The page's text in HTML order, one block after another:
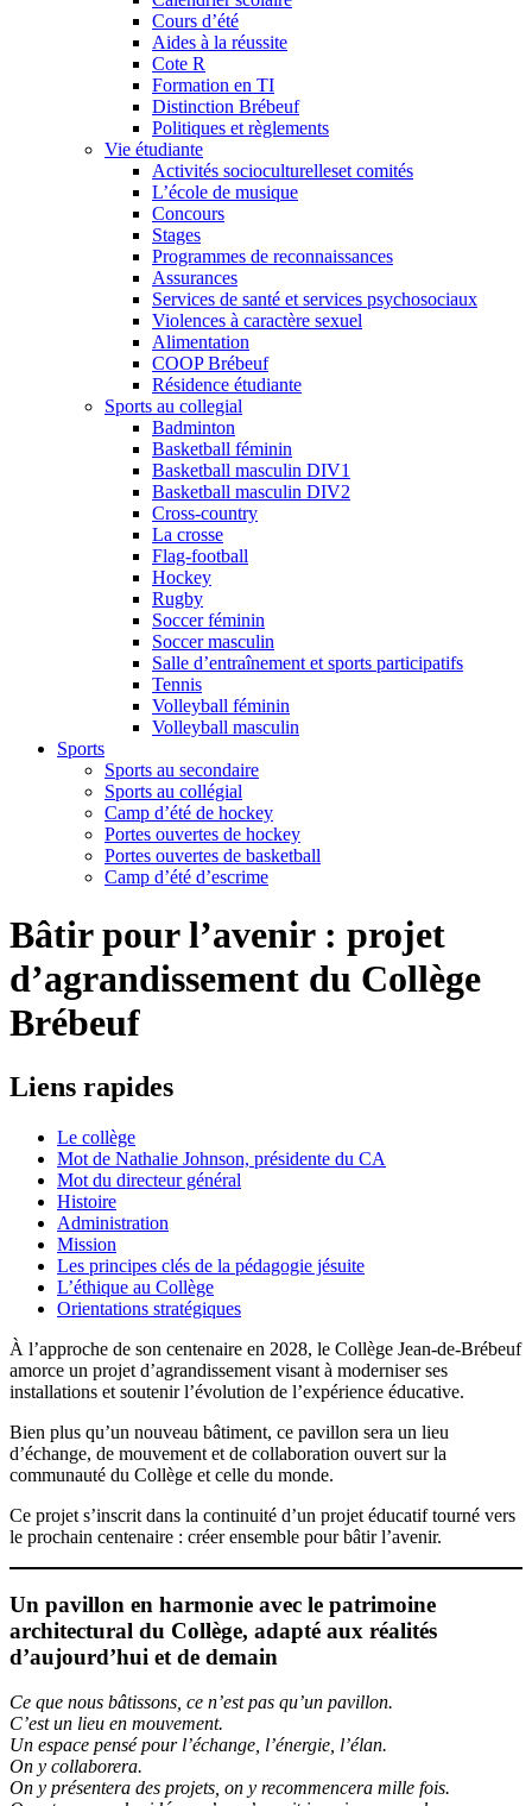
Cours d’été
Aides à la réussite
Cote R
Formation en TI
Distinction Brébeuf
Politiques et règlements
Vie étudiante
Activités socioculturelleset comités
L’école de musique
Concours
Stages
Programmes de reconnaissances
Assurances
Services de santé et services psychosociaux
Violences à caractère sexuel
Alimentation
COOP Brébeuf
Résidence étudiante
Sports au collegial
Badminton
Basketball féminin
Basketball masculin DIV1
Basketball masculin DIV2
Cross-country
La crosse
Flag-football
Hockey
Rugby
Soccer féminin
Soccer masculin
Salle d’entraînement et sports participatifs
Tennis
Volleyball féminin
Volleyball masculin
Sports
Sports au secondaire
Sports au collégial
Camp d’été de hockey
Portes ouvertes de hockey
Portes ouvertes de basketball
Camp d’été d’escrime
Bâtir pour l’avenir : projet
d’agrandissement du Collège
Brébeuf
Liens rapides
Le collège
Mot de Nathalie Johnson, présidente du CA
Mot du directeur général
Histoire
Administration
Mission
Les principes clés de la pédagogie jésuite
L’éthique au Collège
Orientations stratégiques
À l’approche de son centenaire en 2028, le Collège Jean-de-Brébeuf
amorce un projet d’agrandissement visant à moderniser ses
installations et soutenir l’évolution de l’expérience éducative.
Bien plus qu’un nouveau bâtiment, ce pavillon sera un lieu
d’échange, de mouvement et de collaboration ouvert sur la
communauté du Collège et celle du monde.
Ce projet s’inscrit dans la continuité d’un projet éducatif tourné vers
le prochain centenaire : créer ensemble pour bâtir l’avenir.
Un pavillon en harmonie avec le patrimoine
architectural du Collège, adapté aux réalités
d’aujourd’hui et de demain
Ce que nous bâtissons, ce n’est pas qu’un pavillon.
C’est un lieu en mouvement.
Un espace pensé pour l’échange, l’énergie, l’élan.
On y collaborera.
On y présentera des projets, on y recommencera mille fois.